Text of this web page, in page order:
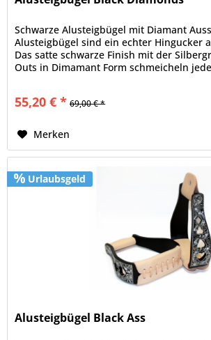
Schwarze Alusteigbügel mit Diamant
Alusteigbügel sind ein echter Hingucker
Das satte schwarze Finish mit der
Outs in Dimamant Form schmeicheln
55,20 € * 69,00 € *
Merken
Urlaubsgeld
Alusteigbügel Black Ass